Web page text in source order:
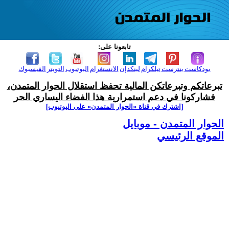
تابعونا على:
الفيسبوك التويتر اليوتيوب الانستغرام لينكدإن تيلكرامبنترست بودكاست
تبرعاتكم وتبرعاتكن المالية تحفظ استقلال الحوار المتمدن،
فشاركونا في دعم استمرارية هذا الفضاء اليساري الحر
[اشترك في قناة ‫«الحوار المتمدن» على اليوتيوب]
الحوار المتمدن - موبايل
الموقع الرئيسي